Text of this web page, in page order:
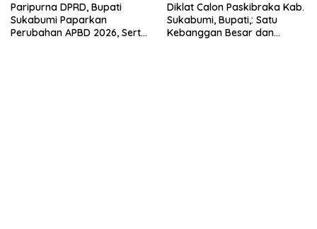
Paripurna DPRD, Bupati
Sukabumi Paparkan
Perubahan APBD 2026, Serta
Diklat Calon Paskibraka Kab.
Sukabumi, Bupati,: Satu
Kebanggan Besar dan